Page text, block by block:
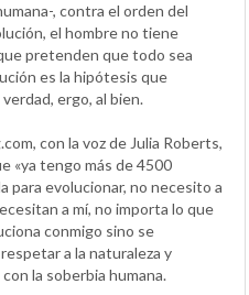
, contra el orden del
el hombre no tiene
pretenden que todo sea
es la hipótesis que
ergo, al bien.
con la voz de Julia Roberts,
«ya tengo más de 4500
para evolucionar, no necesito a
a mí, no importa lo que
conmigo sino se
a la naturaleza y
la soberbia humana.